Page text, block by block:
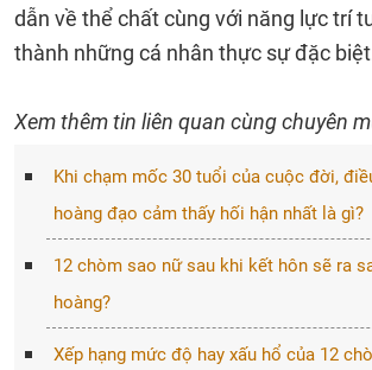
dẫn về thể chất cùng với năng lực trí
thành những cá nhân thực sự đặc
Xem thêm tin liên quan cùng chuyên
Khi chạm mốc 30 tuổi của cuộc đời,
hoàng đạo cảm thấy hối hận nhất là gì?
12 chòm sao nữ sau khi kết hôn sẽ ra
hoàng?
Xếp hạng mức độ hay xấu hổ của 12